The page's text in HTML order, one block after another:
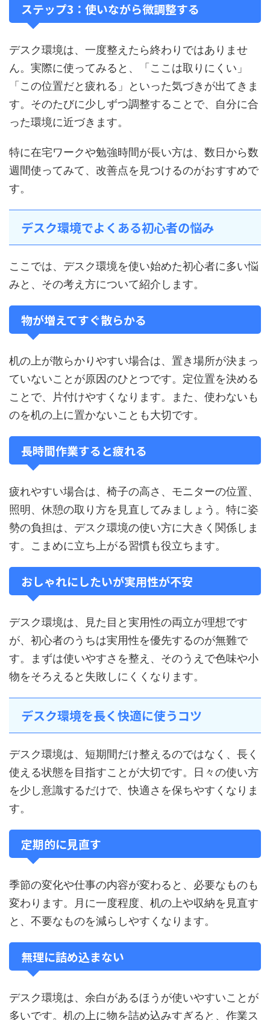
ステップ3：使いながら微調整する
デスク環境は、一度整えたら終わりではありませ
ん。実際に使ってみると、「ここは取りにくい」
「この位置だと疲れる」といった気づきが出てきま
す。そのたびに少しずつ調整することで、自分に合
った環境に近づきます。
特に在宅ワークや勉強時間が長い方は、数日から数
週間使ってみて、改善点を見つけるのがおすすめで
す。
デスク環境でよくある初心者の悩み
ここでは、デスク環境を使い始めた初心者に多い悩
みと、その考え方について紹介します。
物が増えてすぐ散らかる
机の上が散らかりやすい場合は、置き場所が決まっ
ていないことが原因のひとつです。定位置を決める
ことで、片付けやすくなります。また、使わないも
のを机の上に置かないことも大切です。
長時間作業すると疲れる
疲れやすい場合は、椅子の高さ、モニターの位置、
照明、休憩の取り方を見直してみましょう。特に姿
勢の負担は、デスク環境の使い方に大きく関係しま
す。こまめに立ち上がる習慣も役立ちます。
おしゃれにしたいが実用性が不安
デスク環境は、見た目と実用性の両立が理想です
が、初心者のうちは実用性を優先するのが無難で
す。まずは使いやすさを整え、そのうえで色味や小
物をそろえると失敗しにくくなります。
デスク環境を長く快適に使うコツ
デスク環境は、短期間だけ整えるのではなく、長く
使える状態を目指すことが大切です。日々の使い方
を少し意識するだけで、快適さを保ちやすくなりま
す。
定期的に見直す
季節の変化や仕事の内容が変わると、必要なものも
変わります。月に一度程度、机の上や収納を見直す
と、不要なものを減らしやすくなります。
無理に詰め込まない
デスク環境は、余白があるほうが使いやすいことが
多いです。机の上に物を詰め込みすぎると、作業ス